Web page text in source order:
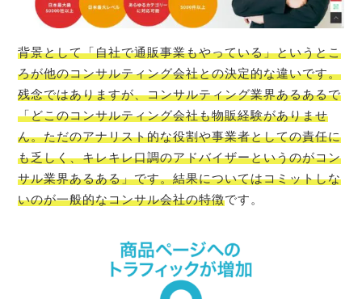
背景として「自社で通販事業もやっている」というとこ
ろが他のコンサルティング会社との決定的な違いです。
残念ではありますが、コンサルティング業界あるあるで
「どこのコンサルティング会社も物販経験がありませ
ん。ただのアナリスト的な役割や事業者としての責任に
も乏しく、キレキレ口調のアドバイザーというのがコン
サル業界あるある」です。結果についてはコミットしな
いのが一般的なコンサル会社の特徴です。